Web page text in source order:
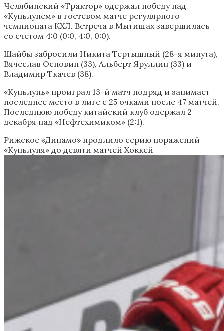
Челябинский «Трактор» одержал победу над
«Куньлунем» в гостевом матче регулярного
чемпионата КХЛ. Встреча в Мытищах завершилась
со счетом 4:0 (0:0, 4:0, 0:0).
Шайбы забросили Никита Тертышный (28-я минута),
Вячеслав Основин (33), Альберт Яруллин (33) и
Владимир Ткачев (38).
«Куньлунь» проиграл 13-й матч подряд и занимает
последнее место в лиге с 25 очками после 47 матчей.
Последнюю победу китайский клуб одержал 2
декабря над «Нефтехимиком» (2:1).
Рижское «Динамо» продлило серию поражений
«Куньлуня» до девяти матчей Хоккей